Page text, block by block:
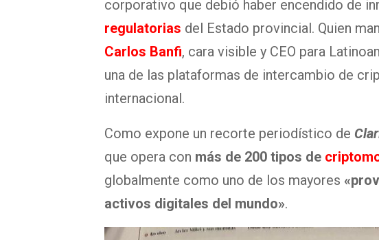
corporativo que debió haber encendido de
regulatorias del Estado provincial. Quien
Carlos Banfi, cara visible y CEO para
una de las plataformas de intercambio de
internacional.
Como expone un recorte periodístico de
que opera con más de 200 tipos de
globalmente como uno de los mayores
activos digitales del mundo».